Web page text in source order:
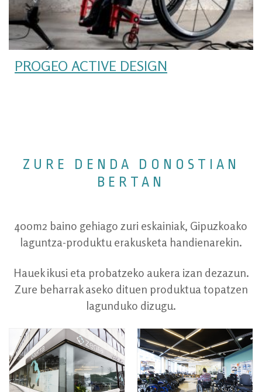
PROGEO ACTIVE DESIGN
ZURE DENDA DONOSTIAN
BERTAN
400m2 baino gehiago zuri eskainiak, Gipuzkoako
laguntza-produktu erakusketa handienarekin.
Hauek ikusi eta probatzeko aukera izan dezazun.
Zure beharrak aseko dituen produktua topatzen
lagunduko dizugu.